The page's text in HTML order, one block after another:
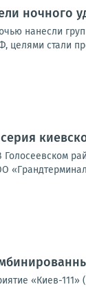
ночного
нанесли
стали
«Киев-